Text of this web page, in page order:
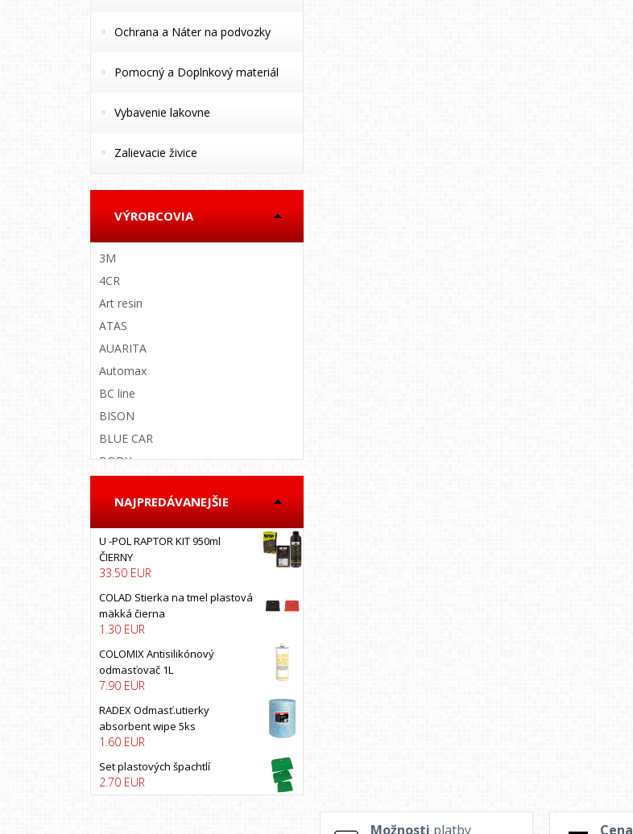
Ochrana a Náter na podvozky
Pomocný a Doplnkový materiál
Vybavenie lakovne
Zalievacie živice
VÝROBCOVIA
3M
4CR
Art resin
ATAS
AUARITA
Automax
BC line
BISON
BLUE CAR
BODY
BOSS AUTO
BRUNOX
California scents
CARFIT
COLAD
COLOMIX
COLORMATIC
Colormax
COYOTE
CXS
DECO COLOR
DINITROL
NAJPREDÁVANEJŠIE
U -POL RAPTOR KIT 950ml
ČIERNY
33.50 EUR
COLAD Stierka na tmel plastová
mäkká čierna
1.30 EUR
COLOMIX Antisilikónový
odmasťovač 1L
7.90 EUR
RADEX Odmasť.utierky
absorbent wipe 5ks
1.60 EUR
Set plastových špachtlí
2.70 EUR
Možnosti platby Cena